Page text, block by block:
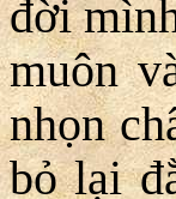
đời
muôn
nhọn
bỏ lại